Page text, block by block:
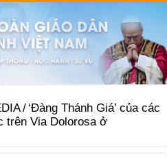
/ ‘Đàng Thánh Giá’ của các
trên Via Dolorosa ở